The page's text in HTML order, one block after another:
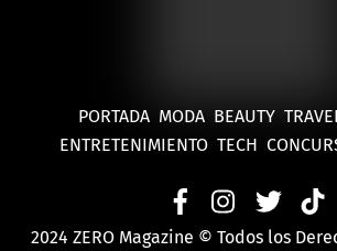
PORTADA MODA BEAUTY
ENTRETENIMIENTO TECH
2024 ZERO Magazine © Todos los